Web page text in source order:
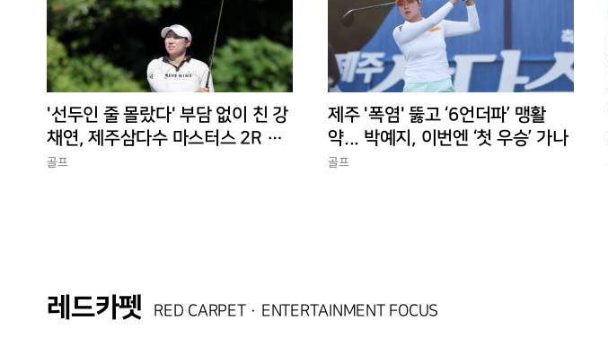
'선두인 줄 몰랐다' 부담 없이 친 강
채연, 제주삼다수 마스터스 2R 단
독 선두
골프
제주 '폭염' 뚫고 ‘6언더파’ 맹활
약... 박예지, 이번엔 ‘첫 우승’ 가나
골프
레드카펫 RED CARPET · ENTERTAINMENT FOCUS